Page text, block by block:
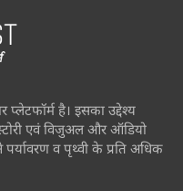
है। इसका उद्देश्य
स्टोरी एवं विजुअल और ऑडियो
व पृथ्वी के प्रति अधिक